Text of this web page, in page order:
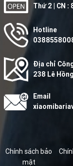
Thứ 2 | CN :
Hotline
Địa chỉ
238 Lê
Email
Chính sách bảo
mật